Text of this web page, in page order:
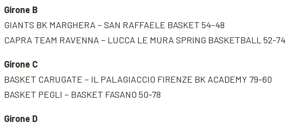
Girone B
GIANTS BK MARGHERA – SAN RAFFAELE BASKET 54-48
CAPRA TEAM RAVENNA – LUCCA LE MURA SPRING BASKETBALL 52-74
Girone C
BASKET CARUGATE – IL PALAGIACCIO FIRENZE BK ACADEMY 79-60
BASKET PEGLI – BASKET FASANO 50-78
Girone D